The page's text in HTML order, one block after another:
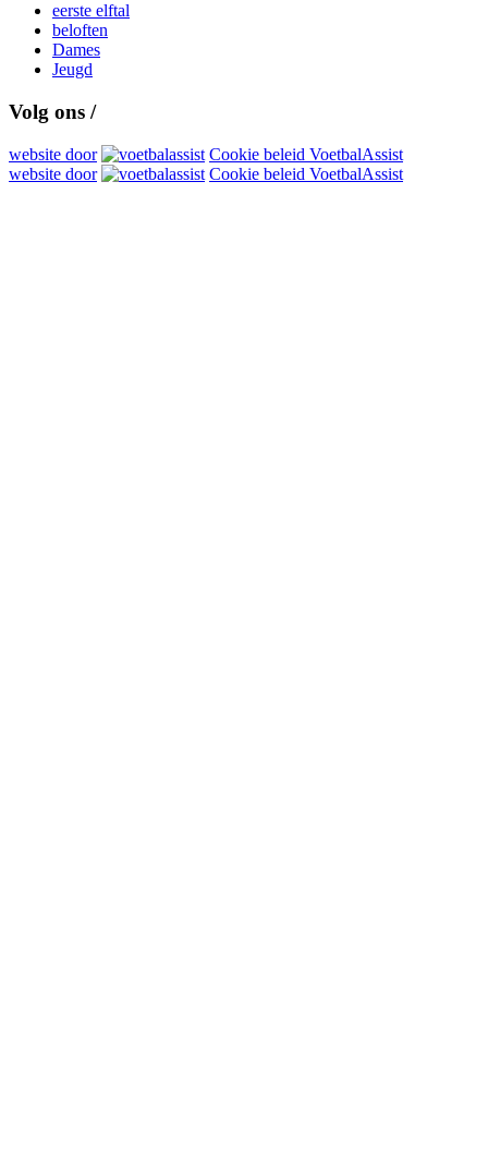
eerste elftal
beloften
Dames
Jeugd
Volg ons /
website door
Cookie beleid VoetbalAssist
website door
Cookie beleid VoetbalAssist